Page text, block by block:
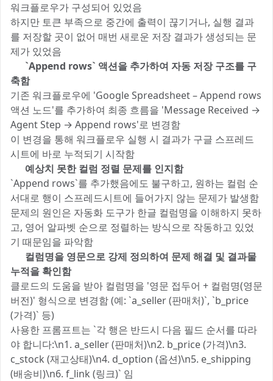
워크플로우가 구성되어 있었음
하지만 토큰 부족으로 중간에 출력이 끊기거나, 실행 결과
를 저장할 곳이 없어 매번 새로운 저장 결과가 생성되는 문
제가 있었음
`Append rows` 액션을 추가하여 자동 저장 구조를 구
축함
기존 워크플로우에 'Google Spreadsheet – Append rows
액션 노드'를 추가하여 최종 흐름을 'Message Received →
Agent Step → Append rows'로 변경함
이 변경을 통해 워크플로우 실행 시 결과가 구글 스프레드
시트에 바로 누적되기 시작함
예상치 못한 컬럼 정렬 문제를 인지함
`Append rows`를 추가했음에도 불구하고, 원하는 컬럼 순
서대로 행이 스프레드시트에 들어가지 않는 문제가 발생함
문제의 원인은 자동화 도구가 한글 컬럼명을 이해하지 못하
고, 영어 알파벳 순으로 정렬하는 방식으로 작동하고 있었
기 때문임을 파악함
컬럼명을 영문으로 강제 정의하여 문제 해결 및 결과물
누적을 확인함
클로드의 도움을 받아 컬럼명을 '영문 접두어 + 컬럼명(영문
버전)' 형식으로 변경함 (예: `a_seller (판매처)`, `b_price
(가격)` 등)
사용한 프롬프트는 `각 행은 반드시 다음 필드 순서를 따라
야 합니다:\n1. a_seller (판매처)\n2. b_price (가격)\n3.
c_stock (재고상태)\n4. d_option (옵션)\n5. e_shipping
(배송비)\n6. f_link (링크)` 임